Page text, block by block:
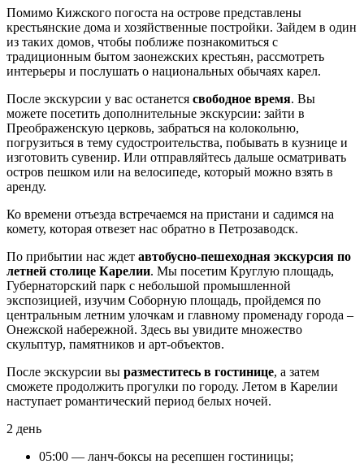
Помимо Кижского погоста на острове представлены
крестьянские дома и хозяйственные постройки. Зайдем в один
из таких домов, чтобы поближе познакомиться с
традиционным бытом заонежских крестьян, рассмотреть
интерьеры и послушать о национальных обычаях карел.
После экскурсии у вас останется свободное время. Вы
можете посетить дополнительные экскурсии: зайти в
Преображенскую церковь, забраться на колокольню,
погрузиться в тему судостроительства, побывать в кузнице и
изготовить сувенир. Или отправляйтесь дальше осматривать
остров пешком или на велосипеде, который можно взять в
аренду.
Ко времени отъезда встречаемся на пристани и садимся на
комету, которая отвезет нас обратно в Петрозаводск.
По прибытии нас ждет автобусно-пешеходная экскурсия по
летней столице Карелии. Мы посетим Круглую площадь,
Губернаторский парк с небольшой промышленной
экспозицией, изучим Соборную площадь, пройдемся по
центральным летним улочкам и главному променаду города –
Онежской набережной. Здесь вы увидите множество
скульптур, памятников и арт-объектов.
После экскурсии вы разместитесь в гостинице, а затем
сможете продолжить прогулки по городу. Летом в Карелии
наступает романтический период белых ночей.
2 день
05:00 — ланч-боксы на ресепшен гостиницы;